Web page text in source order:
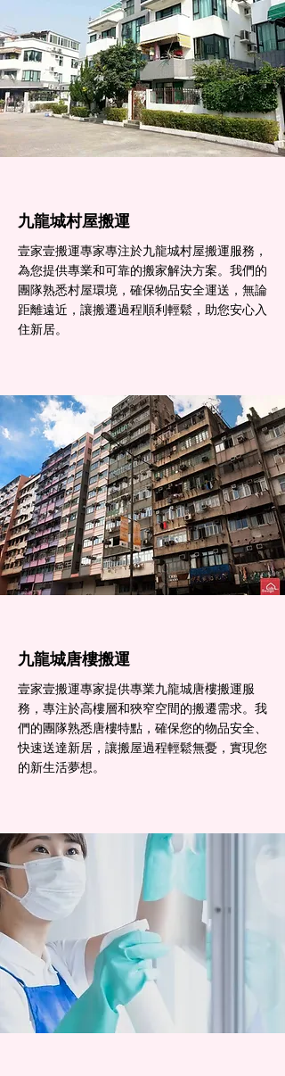
九龍城村屋搬運
壹家壹搬運專家專注於九龍城村屋搬運服務，
為您提供專業和可靠的搬家解決方案。我們的
團隊熟悉村屋環境，確保物品安全運送，無論
距離遠近，讓搬遷過程順利輕鬆，助您安心入
住新居。
九龍城​唐樓搬運
壹家壹搬運專家提供專業九龍城唐樓搬運服
務，專注於高樓層和狹窄空間的搬遷需求。我
們的團隊熟悉唐樓特點，確保您的物品安全、
快速送達新居，讓搬屋過程輕鬆無憂，實現您
的新生活夢想。